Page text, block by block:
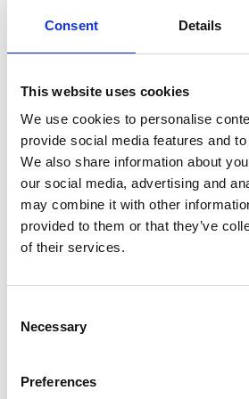
Consent Details
This website uses cookies
We use cookies to personalise
provide social media features and
We also share information about
our social media, advertising and
may combine it with other
provided to them or that they’ve
of their services.
Selection
Necessary
Preferences
”Moni Suomisella on tehnyt
Series -tuotteiden eteen niin
Jon Arendt. ”Koko prosessi
asiakaspalautteineen tähtää
avulla asiakkaamme voivat
Uskomme, että tämä vie
markkinalähtöistä
Lisätietoja
tuotepäällikkö
p. +1 920 327 8064